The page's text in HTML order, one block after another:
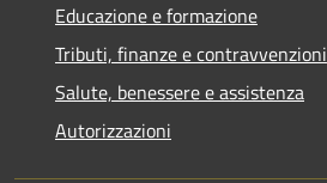
Educazione e formazione
Tributi, finanze e contravvenzioni
Salute, benessere e assistenza
Autorizzazioni